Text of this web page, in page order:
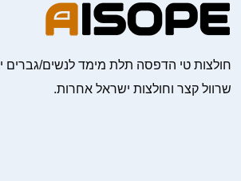
חולצות טי הדפסה תלת מימד לנשים/גברים
שרוול קצר וחולצות ישראל אחרות.